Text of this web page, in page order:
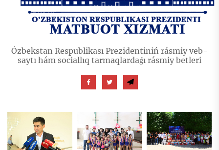
Ózbekstan Respublikası Prezidentiniń rásmiy veb-
saytı hám sociallıq tarmaqlardaǵı rásmiy betleri